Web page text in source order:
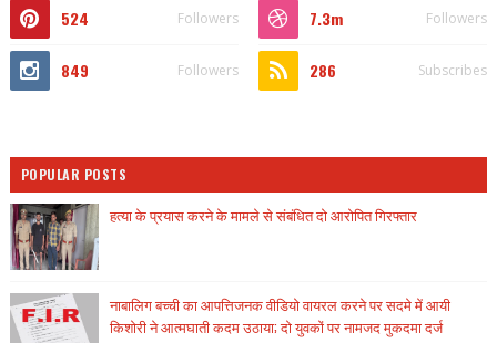
524 Followers 7.3m Followers
849 Followers 286 Subscribes
POPULAR POSTS
हत्या के प्रयास करने के मामले से संबंधित दो आरोपित गिरफ्तार
नाबालिग बच्ची का आपत्तिजनक वीडियो वायरल करने पर सदमे में आयी
किशोरी ने आत्मघाती कदम उठाया; दो युवकों पर नामजद मुकदमा दर्ज